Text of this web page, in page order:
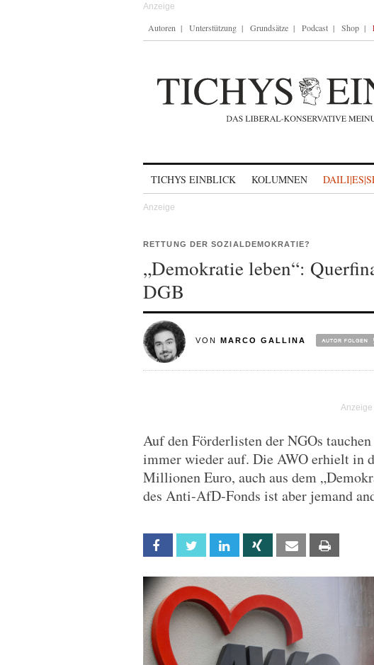
Autoren Unterstützung Grundsätze Podcast Shop
TICHYS EINBLICK KOLUMNEN
RETTUNG DER SOZIALDEMOKRATIE?
„Demokratie leben“:
DGB
VON MARCO GALLINA
Auf den Förderlisten der NGOs
immer wieder auf. Die AWO erhielt in
Millionen Euro, auch aus dem
des Anti-AfD-Fonds ist aber jemand
Facebook Twitter Linkedin Xing Email